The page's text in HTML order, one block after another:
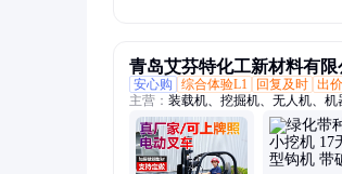
青岛艾芬特化工新材料有限
安心购
综合体验L1 回复及时 出
主营： 装载机、挖掘机、无人机、
电力电缆、交联聚乙烯电缆、实心
机、苹果仓、无人狗、安防无人车
胎、叉车胎、压路机、混泥土搅拌